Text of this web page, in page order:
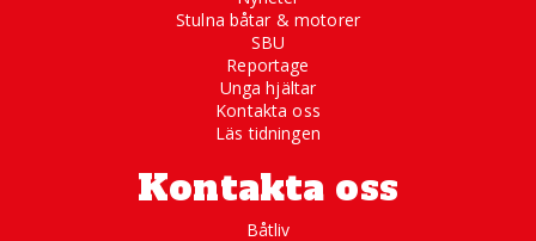
Stulna båtar & motorer
SBU
Reportage
Unga hjältar
Kontakta oss
Läs tidningen
Kontakta oss
Båtliv